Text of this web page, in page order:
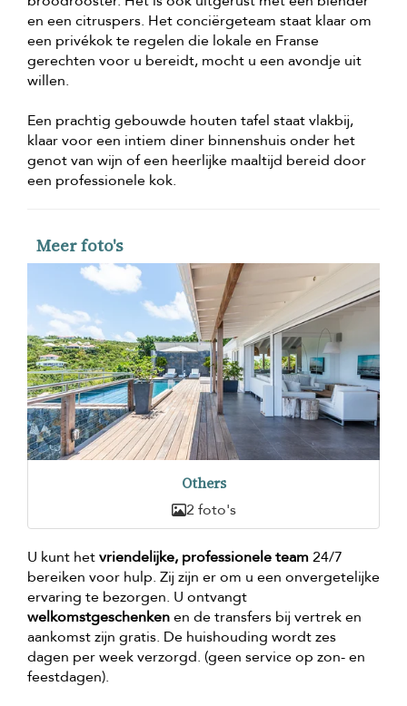
en een citruspers. Het conciërgeteam staat klaar om
een privékok te regelen die lokale en Franse
gerechten voor u bereidt, mocht u een avondje uit
willen.
Een prachtig gebouwde houten tafel staat vlakbij,
klaar voor een intiem diner binnenshuis onder het
genot van wijn of een heerlijke maaltijd bereid door
een professionele kok.
Meer foto's
Others
2 foto's
U kunt hetvriendelijke, professionele team24/7
bereiken voor hulp. Zij zijn er om u een onvergetelijke
ervaring te bezorgen. U ontvangt
welkomstgeschenkenen de transfers bij vertrek en
aankomst zijn gratis. De huishouding wordt zes
dagen per week verzorgd. (geen service op zon- en
feestdagen).